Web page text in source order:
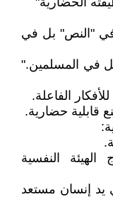
"النص" بل في
في المسلمين."
الفاعلة.
قابلية حضارية.
النفسية
يد إنسان مستعد